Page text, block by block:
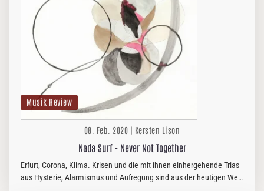
Musik Review
08. Feb. 2020 | Kersten Lison
Nada Surf - Never Not Together
Erfurt, Corona, Klima. Krisen und die mit ihnen einhergehende Trias
aus Hysterie, Alarmismus und Aufregung sind aus der heutigen Welt